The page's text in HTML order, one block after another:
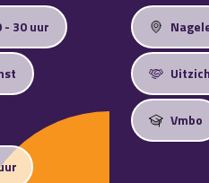
- 30 uur
Vmbo